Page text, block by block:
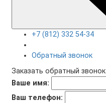
+7 (812) 332 54-34
Обратный звонок
Заказать обратный звонок
Ваше имя:
Ваш телефон: